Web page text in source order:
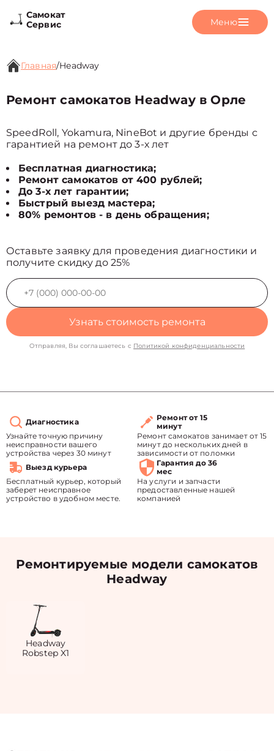
Самокат
Сервис
Меню
Главная/Headway
Ремонт самокатов Headway в Орле
SpeedRoll, Yokamura, NineBot и другие бренды с
гарантией на ремонт до 3-х лет
Бесплатная диагностика;
Ремонт самокатов от 400 рублей;
До 3-х лет гарантии;
Быстрый выезд мастера;
80% ремонтов - в день обращения;
Оставьте заявку для проведения диагностики и
получите скидку до 25%
Узнать стоимость ремонта
Отправляя, Вы соглашаетесь с Политикой конфиденциальности
Диагностика
Узнайте точную причину
неисправности вашего
устройства через 30 минут
Ремонт от 15
минут
Ремонт самокатов занимает от 15
минут до нескольких дней в
зависимости от поломки
Выезд курьера
Бесплатный курьер, который
заберет неисправное
устройство в удобном месте.
Гарантия до 36
мес
На услуги и запчасти
предоставленные нашей
компанией
Ремонтируемые модели самокатов
Headway
Headway
Robstep X1